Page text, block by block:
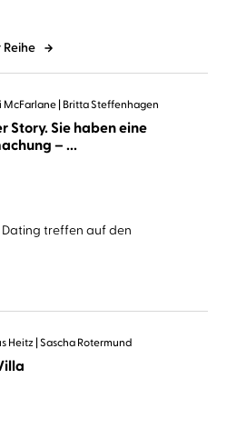
Reihe
McFarlane Britta Steffenhagen
Story. Sie haben eine
Abmachung – ...
Dating treffen auf den
Heitz Sascha Rotermund